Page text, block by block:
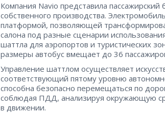
Компания Navio представила
собственного производства.
платформой, позволяющей
салона под разные сценарии
шаттла для аэропортов и туристических
размеры автобус вмещает до 36
Управление шаттлом осуществляет
соответствующий пятому уровню
способна безопасно перемещаться по
соблюдая ПДД, анализируя окружающую
в движении.